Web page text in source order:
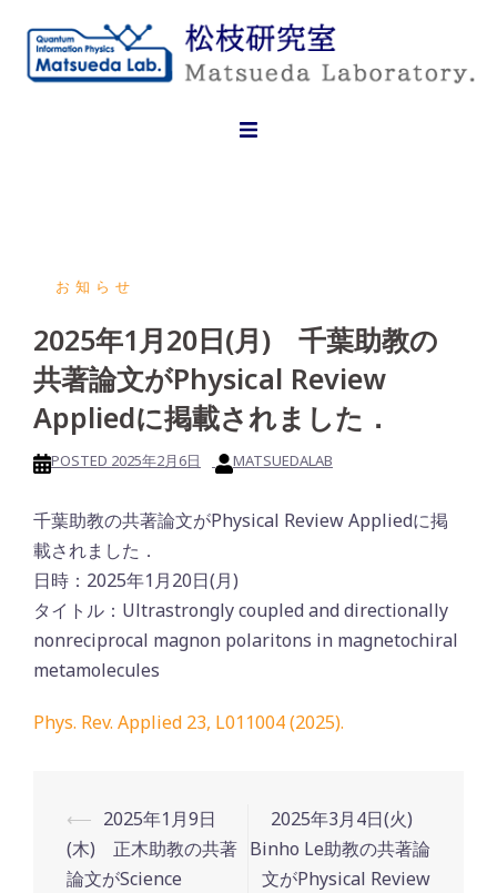
content
お知らせ
2025年1月20日(月) 千葉助教の
共著論文がPhysical Review
Appliedに掲載されました．
POSTED 2025年2月6日 MATSUEDALAB
千葉助教の共著論文がPhysical Review Appliedに掲
載されました．
日時：2025年1月20日(月)
タイトル：Ultrastrongly coupled and directionally
nonreciprocal magnon polaritons in magnetochiral
metamolecules
Phys. Rev. Applied 23, L011004 (2025).
Post
navigation
⟵ 2025年1月9日
(木) 正木助教の共著
論文がScience
2025年3月4日(火)
Binho Le助教の共著論
文がPhysical Review